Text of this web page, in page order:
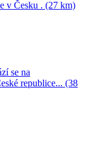
v Česku . (27 km)
se na
republice... (38